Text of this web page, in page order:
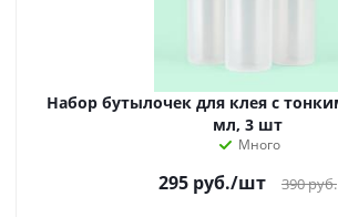
Набор бутылочек для клея с
мл, 3 шт
Много
295 руб./шт 390руб.